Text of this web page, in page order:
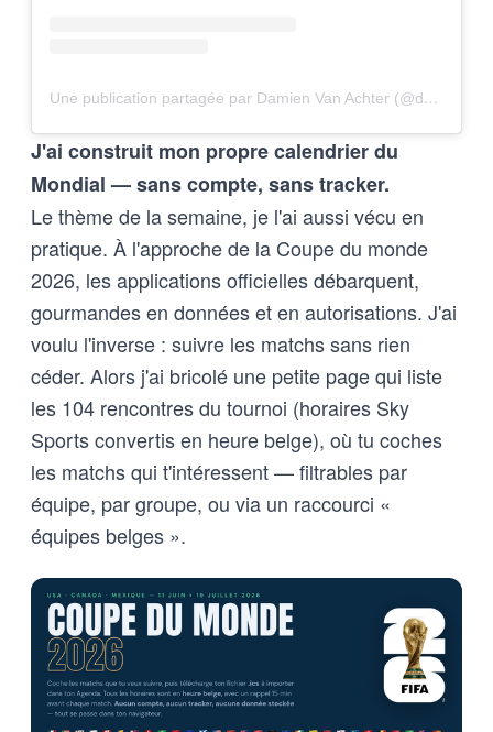
Une publication partagée par Damien Van Achter (@davanac)
J'ai construit mon propre calendrier du
Mondial — sans compte, sans tracker.
Le thème de la semaine, je l'ai aussi vécu en
pratique. À l'approche de la Coupe du monde
2026, les applications officielles débarquent,
gourmandes en données et en autorisations. J'ai
voulu l'inverse : suivre les matchs sans rien
céder. Alors j'ai bricolé une petite page qui liste
les 104 rencontres du tournoi (horaires Sky
Sports convertis en heure belge), où tu coches
les matchs qui t'intéressent — filtrables par
équipe, par groupe, ou via un raccourci «
équipes belges ».